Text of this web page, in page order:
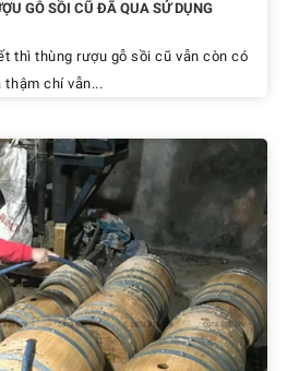
GỖ SỒI CŨ ĐÃ QUA SỬ DỤNG
thì thùng rượu gỗ sồi cũ vẫn còn có
chí vẫn...